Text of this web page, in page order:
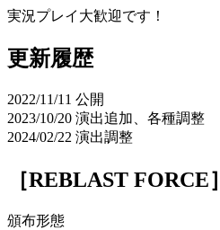
実況プレイ大歓迎です！
更新履歴
2022/11/11 公開
2023/10/20 演出追加、各種調整
2024/02/22 演出調整
［REBLAST FORCE］
頒布形態